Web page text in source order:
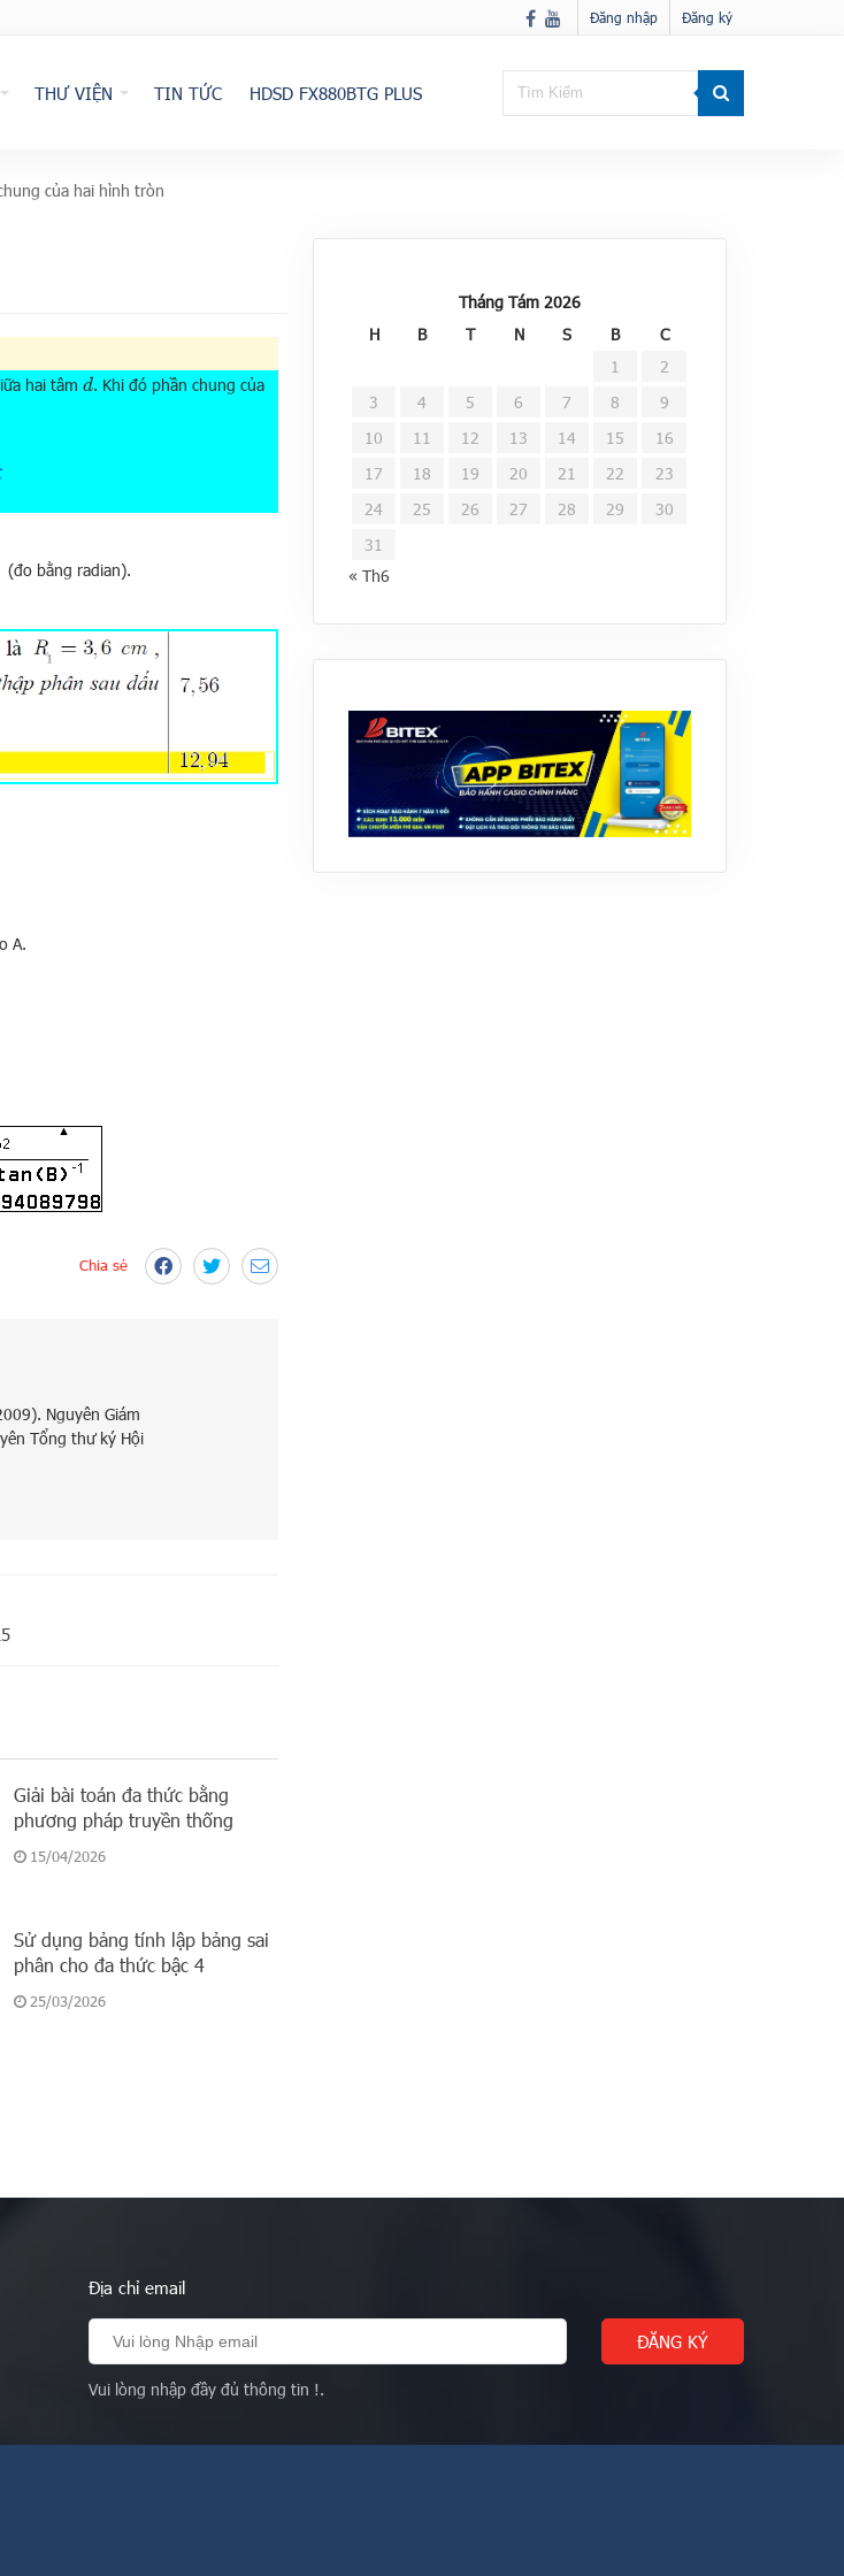
Đăng nhập Đăng ký
THƯ VIỆN TIN TỨC HDSD FX880BTG PLUS
của hai hình tròn
hai tâm d. Khi đó phần chung của
(đo bằng radian).
A.
Chia sẻ
Nguyên Giám
Tổng thư ký Hội
Giải bài toán đa thức bằng
phương pháp truyền thống
15/04/2026
Sử dụng bảng tính lập bảng sai
phân cho đa thức bậc 4
25/03/2026
Tháng Tám 2026
H
B T N S B
C
1
2
3
4 5 6 7 8
9
10
11 12 13 14 15
16
17
18 19 20 21 22
23
24
25 26 27 28 29
30
31
« Th6
Địa chỉ email
Vui lòng nhập đầy đủ thông tin !.